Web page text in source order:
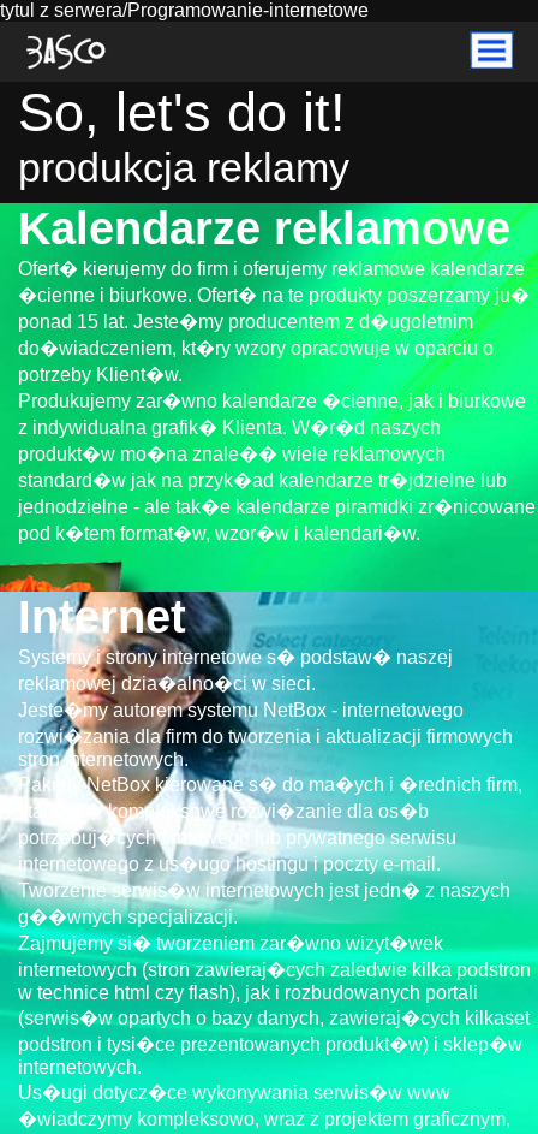
tytul z serwera/Programowanie-internetowe
So, let's do it!
produkcja reklamy
Kalendarze reklamowe
Ofert� kierujemy do firm i oferujemy reklamowe kalendarze
�cienne i biurkowe. Ofert� na te produkty poszerzamy ju�
ponad 15 lat. Jeste�my producentem z d�ugoletnim
do�wiadczeniem, kt�ry wzory opracowuje w oparciu o
potrzeby Klient�w.
Produkujemy zar�wno kalendarze �cienne, jak i biurkowe
z indywidualna grafik� Klienta. W�r�d naszych
produkt�w mo�na znale�� wiele reklamowych
standard�w jak na przyk�ad kalendarze tr�jdzielne lub
jednodzielne - ale tak�e kalendarze piramidki zr�nicowane
pod k�tem format�w, wzor�w i kalendari�w.
Internet
Systemy i strony internetowe s� podstaw� naszej
reklamowej dzia�alno�ci w sieci.
Jeste�my autorem systemu NetBox - internetowego
rozwi�zania dla firm do tworzenia i aktualizacji firmowych
stron internetowych.
Pakiety NetBox kierowane s� do ma�ych i �rednich firm,
stanowi� kompleksowe rozwi�zanie dla os�b
potrzebuj�cych firmowego lub prywatnego serwisu
internetowego z us�ugo hostingu i poczty e-mail.
Tworzenie serwis�w internetowych jest jedn� z naszych
g��wnych specjalizacji.
Zajmujemy si� tworzeniem zar�wno wizyt�wek
internetowych (stron zawieraj�cych zaledwie kilka podstron
w technice html czy flash), jak i rozbudowanych portali
(serwis�w opartych o bazy danych, zawieraj�cych kilkaset
podstron i tysi�ce prezentowanych produkt�w) i sklep�w
internetowych.
Us�ugi dotycz�ce wykonywania serwis�w www
�wiadczymy kompleksowo, wraz z projektem graficznym,